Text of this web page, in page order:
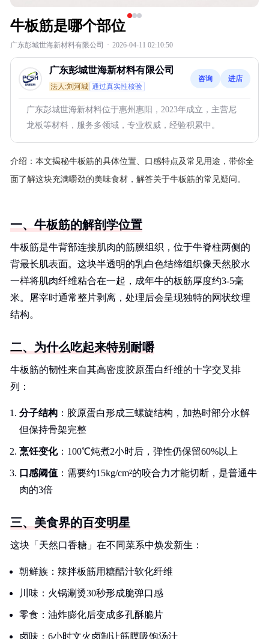
牛板筋是哪个部位
广东彭城世海新材料有限公司 · 2026-04-11 02:10:50
广东彭城世海新材料有限公司
法人:刘河城 通过真实性核验
咨询 进店
广东彭城世海新材料位于惠州惠阳，2023年成立，主营尼
龙板等材料，服务多领域，专业权威，经验积累中。
介绍： 本文揭秘牛板筋的具体位置、口感特点及常见用途，带你全
面了解这块充满嚼劲的美味食材，解答关于牛板筋的常见疑问。
一、牛板筋的解剖学位置
牛板筋是牛背部连接肌肉的筋膜组织，位于牛脊柱两侧的
背最长肌表面。这块半透明的乳白色结缔组织像天然胶水
一样将肌肉纤维粘合在一起，成年牛的板筋厚度约3-5毫
米。屠宰时通常整片剥离，处理后会呈现独特的网状纹理
结构。
二、为什么吃起来特别耐嚼
牛板筋的韧性来自其高密度胶原蛋白纤维的十字交叉排
列：
分子结构 ：胶原蛋白形成三螺旋结构，加热时部分水解
但保持骨架完整
烹饪变化：100℃炖煮2小时后，弹性仍保留60%以上
口感阈值 ：需要约15kg/cm²的咬合力才能切断，是普通牛
肉的3倍
三、美食界的百变明星
这块「天然口香糖」在不同菜系中焕发新生：
朝鲜族：辣拌板筋用糖醋汁软化纤维
川味：火锅涮烫30秒形成脆弹口感
零食：油炸膨化后变成多孔酥脆片
卤味：6小时文火卤制让筋膜吸饱汤汁